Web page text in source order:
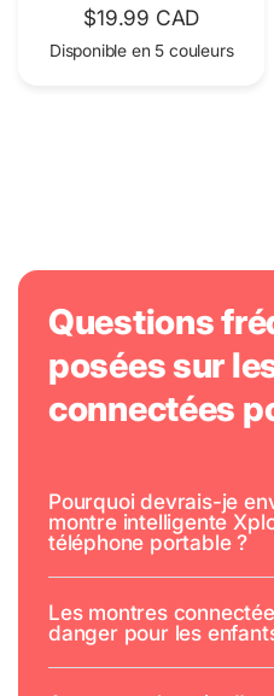
$19.99 CAD
BlackGreen
PinkBlueLime Green
Disponible en 5 couleurs
Questions
posées sur
connectées
Pourquoi devrais-je
montre intelligente
téléphone portable ?
Les montres
danger pour les